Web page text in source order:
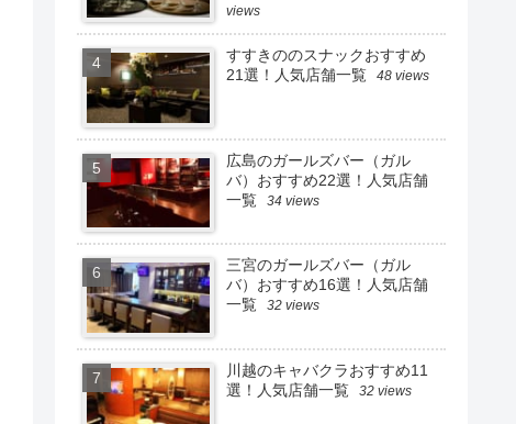
views
すすきののスナックおすすめ
21選！人気店舗一覧
48 views
広島のガールズバー（ガル
バ）おすすめ22選！人気店舗
一覧
34 views
三宮のガールズバー（ガル
バ）おすすめ16選！人気店舗
一覧
32 views
川越のキャバクラおすすめ11
選！人気店舗一覧
32 views